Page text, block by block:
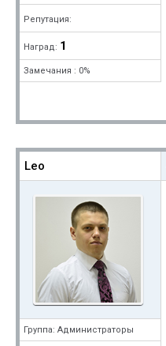
Репутация:
Наград: 1
Замечания : 0%
Leo
Группа: Администраторы